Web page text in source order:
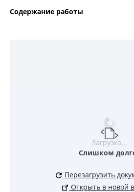
Содержание работы
Загрузка...
Слишком
Перезагрузить
Открыть в новой